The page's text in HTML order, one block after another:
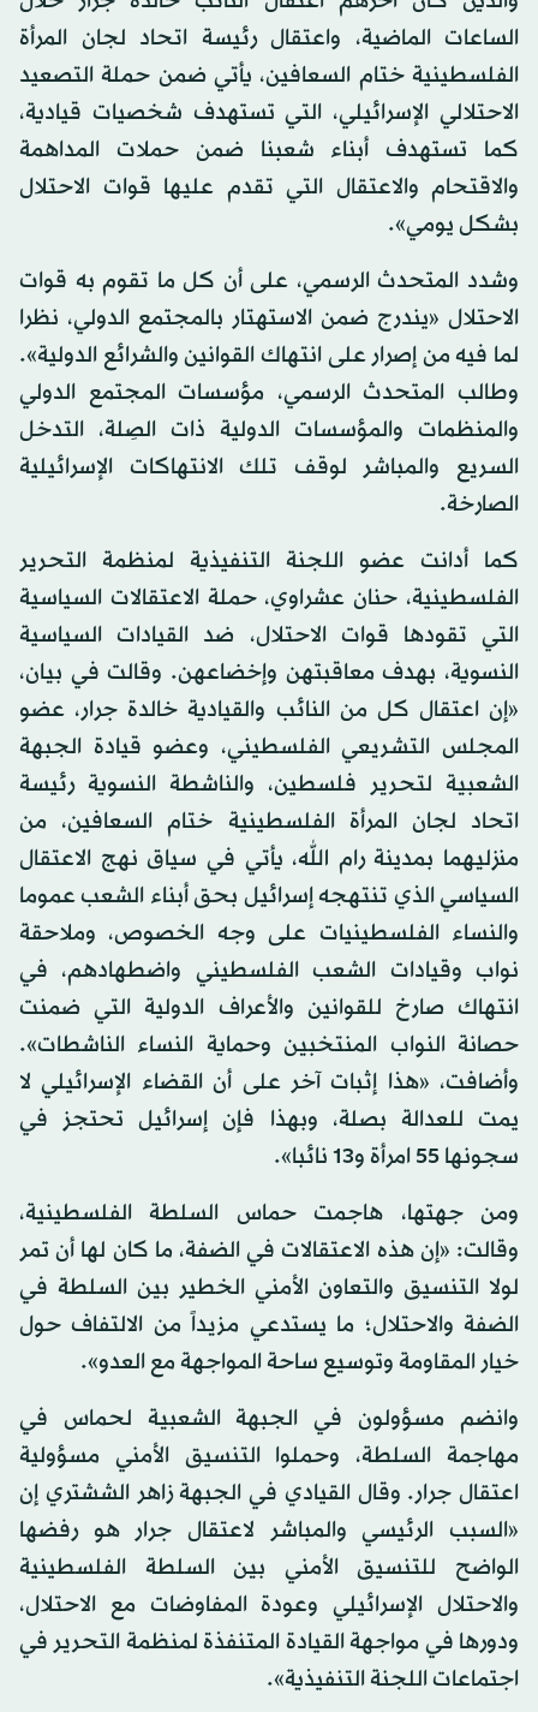
الساعات الماضية، واعتقال رئيسة اتحاد لجان المرأة
الفلسطينية ختام السعافين، يأتي ضمن حملة التصعيد
الاحتلالي الإسرائيلي، التي تستهدف شخصيات قيادية،
كما تستهدف أبناء شعبنا ضمن حملات المداهمة
والاقتحام والاعتقال التي تقدم عليها قوات الاحتلال
بشكل يومي».
وشدد المتحدث الرسمي، على أن كل ما تقوم به قوات
الاحتلال «يندرج ضمن الاستهتار بالمجتمع الدولي، نظرا
لما فيه من إصرار على انتهاك القوانين والشرائع الدولية».
وطالب المتحدث الرسمي، مؤسسات المجتمع الدولي
والمنظمات والمؤسسات الدولية ذات الصِلة، التدخل
السريع والمباشر لوقف تلك الانتهاكات الإسرائيلية
الصارخة.
كما أدانت عضو اللجنة التنفيذية لمنظمة التحرير
الفلسطينية، حنان عشراوي، حملة الاعتقالات السياسية
التي تقودها قوات الاحتلال، ضد القيادات السياسية
النسوية، بهدف معاقبتهن وإخضاعهن. وقالت في بيان،
«إن اعتقال كل من النائب والقيادية خالدة جرار، عضو
المجلس التشريعي الفلسطيني، وعضو قيادة الجبهة
الشعبية لتحرير فلسطين، والناشطة النسوية رئيسة
اتحاد لجان المرأة الفلسطينية ختام السعافين، من
منزليهما بمدينة رام الله، يأتي في سياق نهج الاعتقال
السياسي الذي تنتهجه إسرائيل بحق أبناء الشعب عموما
والنساء الفلسطينيات على وجه الخصوص، وملاحقة
نواب وقيادات الشعب الفلسطيني واضطهادهم، في
انتهاك صارخ للقوانين والأعراف الدولية التي ضمنت
حصانة النواب المنتخبين وحماية النساء الناشطات».
وأضافت، «هذا إثبات آخر على أن القضاء الإسرائيلي لا
يمت للعدالة بصلة، وبهذا فإن إسرائيل تحتجز في
سجونها 55 امرأة و13 نائبا».
ومن جهتها، هاجمت حماس السلطة الفلسطينية،
وقالت: «إن هذه الاعتقالات في الضفة، ما كان لها أن تمر
لولا التنسيق والتعاون الأمني الخطير بين السلطة في
الضفة والاحتلال؛ ما يستدعي مزيداً من الالتفاف حول
خيار المقاومة وتوسيع ساحة المواجهة مع العدو».
وانضم مسؤولون في الجبهة الشعبية لحماس في
مهاجمة السلطة، وحملوا التنسيق الأمني مسؤولية
اعتقال جرار. وقال القيادي في الجبهة زاهر الششتري إن
«السبب الرئيسي والمباشر لاعتقال جرار هو رفضها
الواضح للتنسيق الأمني بين السلطة الفلسطينية
والاحتلال الإسرائيلي وعودة المفاوضات مع الاحتلال،
ودورها في مواجهة القيادة المتنفذة لمنظمة التحرير في
اجتماعات اللجنة التنفيذية».